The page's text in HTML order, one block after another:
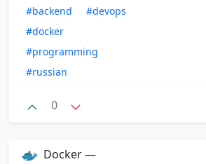
#backend
#devops
#docker
#programming
#russian
0
Docker —